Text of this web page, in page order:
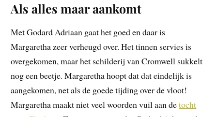
Als alles maar aankomt
Met Godard Adriaan gaat het goed en daar is
Margaretha zeer verheugd over. Het tinnen servies is
overgekomen, maar het schilderij van Cromwell sukkelt
nog een beetje. Margaretha hoopt dat dat eindelijk is
aangekomen, net als de goede tijding over de vloot!
Margaretha maakt niet veel woorden vuil aan detocht